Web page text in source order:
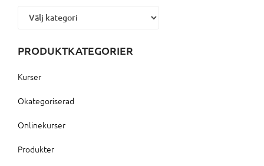
Kategorier
PRODUKTKATEGORIER
Kurser
Okategoriserad
Onlinekurser
Produkter